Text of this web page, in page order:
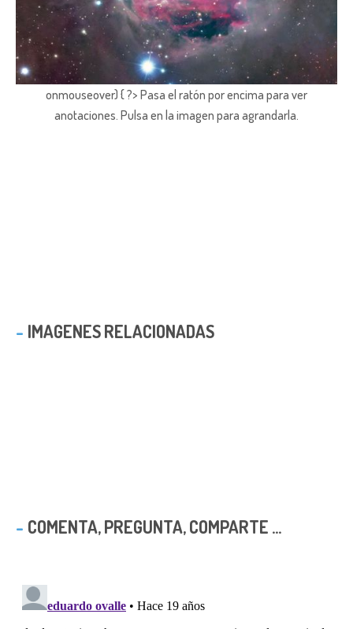
onmouseover) { ?> Pasa el ratón por encima para ver
anotaciones. Pulsa en la imagen para agrandarla.
IMAGENES RELACIONADAS
COMENTA, PREGUNTA, COMPARTE ...